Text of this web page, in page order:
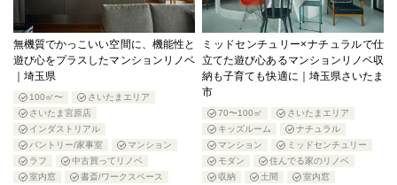
無機質でかっこいい空間に、機能性と
遊び心をプラスしたマンションリノベ
｜埼玉県
100㎡〜
さいたまエリア
さいたま宮原店
インダストリアル
パントリー/家事室
マンション
ラフ
中古買ってリノベ
室内窓
書斎/ワークスペース
ミッドセンチュリー×ナチュラルで仕
立てた遊び心あるマンションリノベ収
納も子育ても快適に｜埼玉県さいたま
市
70〜100㎡
さいたまエリア
キッズルーム
ナチュラル
マンション
ミッドセンチュリー
モダン
住んでる家のリノベ
収納
土間
室内窓